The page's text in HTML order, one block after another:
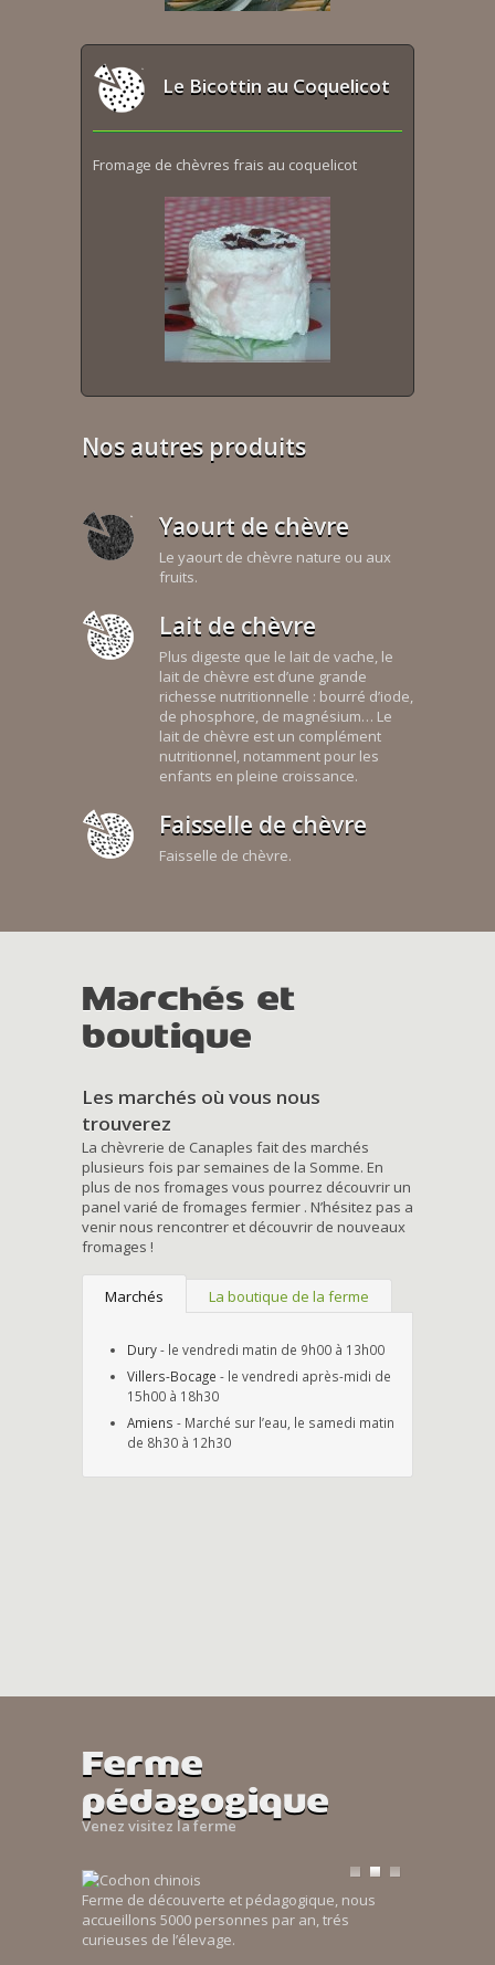
Le Bicottin au Coquelicot
Fromage de chèvres frais au coquelicot
Nos autres produits
Yaourt de chèvre
Le yaourt de chèvre nature ou aux
fruits.
Lait de chèvre
Plus digeste que le lait de vache, le
lait de chèvre est d’une grande
richesse nutritionnelle : bourré d’iode,
de phosphore, de magnésium… Le
lait de chèvre est un complément
nutritionnel, notamment pour les
enfants en pleine croissance.
Faisselle de chèvre
Faisselle de chèvre.
Marchés et
boutique
Les marchés où vous nous
trouverez
La chèvrerie de Canaples fait des marchés
plusieurs fois par semaines de la Somme. En
plus de nos fromages vous pourrez découvrir un
panel varié de fromages fermier . N’hésitez pas a
venir nous rencontrer et découvrir de nouveaux
fromages !
Marchés La boutique de la ferme
Dury- le vendredi matin de 9h00 à 13h00
Villers-Bocage - le vendredi après-midi de
15h00 à 18h30
Amiens - Marché sur l’eau, le samedi matin
de 8h30 à 12h30
Ferme
pédagogique
Venez visitez la ferme
Ferme de découverte et pédagogique, nous
accueillons 5000 personnes par an, trés
curieuses de l’élevage.